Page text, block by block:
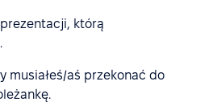
którą
musiałeś/aś przekonać do